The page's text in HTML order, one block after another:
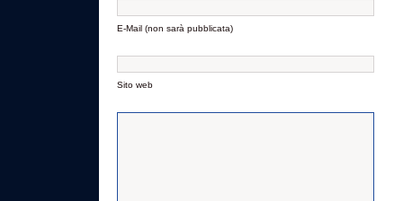
E-Mail (non sarà pubblicata)
Sito web